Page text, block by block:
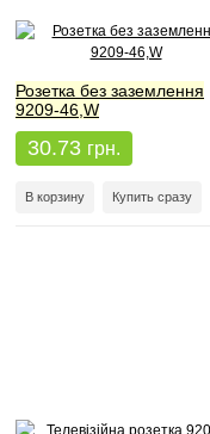
Розетка без заземлення
9209-46,W
30.73 грн.
В корзину Купить сразу